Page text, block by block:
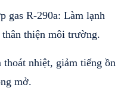
gas R-290a: Làm lạnh
thiện môi trường.
nhiệt, giảm tiếng ồn
mở.